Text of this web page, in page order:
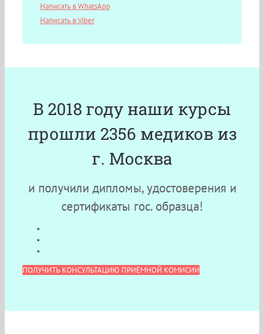
Написать в WhatsApp
Написать в Viber
В 2018 году наши курсы
прошли 2356 медиков из
г. Москва
и получили дипломы, удостоверения и
сертификаты гос. образца!
ПОЛУЧИТЬ КОНСУЛЬТАЦИЮ ПРИЁМНОЙ КОМИСИИ